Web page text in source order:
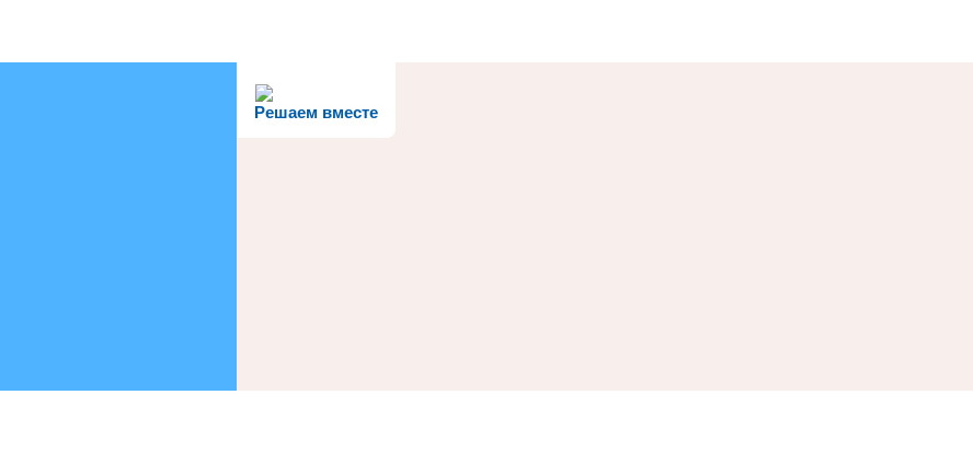
Решаем вместе